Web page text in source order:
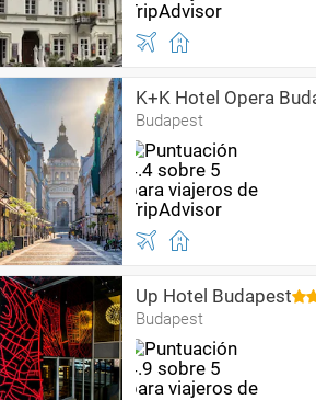
K+K Hotel Opera
Budapest
Up Hotel Budapest
Budapest